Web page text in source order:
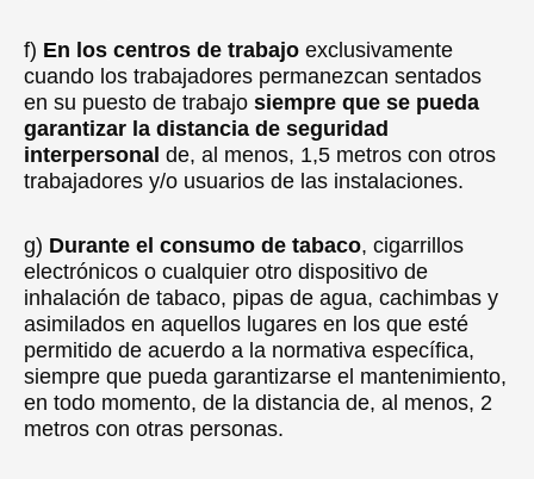
f) En los centros de trabajo exclusivamente
cuando los trabajadores permanezcan sentados
en su puesto de trabajo siempre que se pueda
garantizar la distancia de seguridad
interpersonal de, al menos, 1,5 metros con otros
trabajadores y/o usuarios de las instalaciones.
g) Durante el consumo de tabaco, cigarrillos
electrónicos o cualquier otro dispositivo de
inhalación de tabaco, pipas de agua, cachimbas y
asimilados en aquellos lugares en los que esté
permitido de acuerdo a la normativa específica,
siempre que pueda garantizarse el mantenimiento,
en todo momento, de la distancia de, al menos, 2
metros con otras personas.